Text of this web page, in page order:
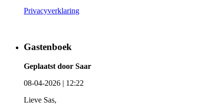
Privacyverklaring
Gastenboek
Geplaatst door Saar
08-04-2026 | 12:22
Lieve Sas,